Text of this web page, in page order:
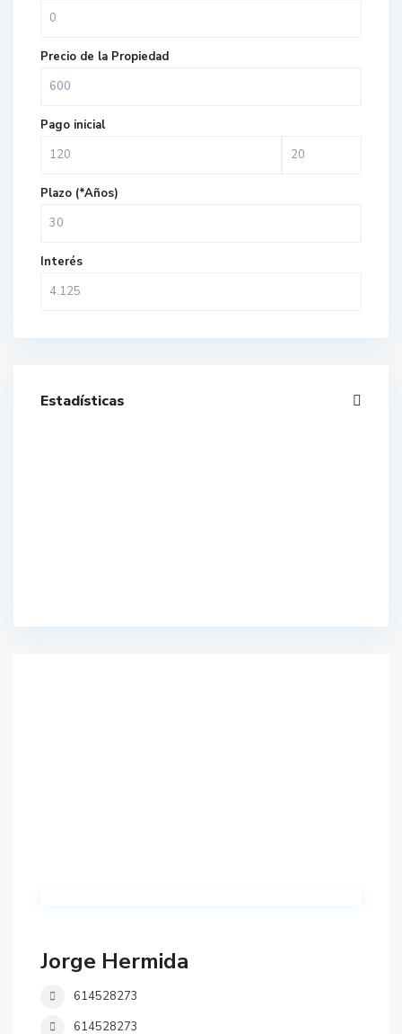
Precio de la Propiedad
Pago inicial
Plazo (*Años)
Interés
Estadísticas
Jorge Hermida
614528273
614528273